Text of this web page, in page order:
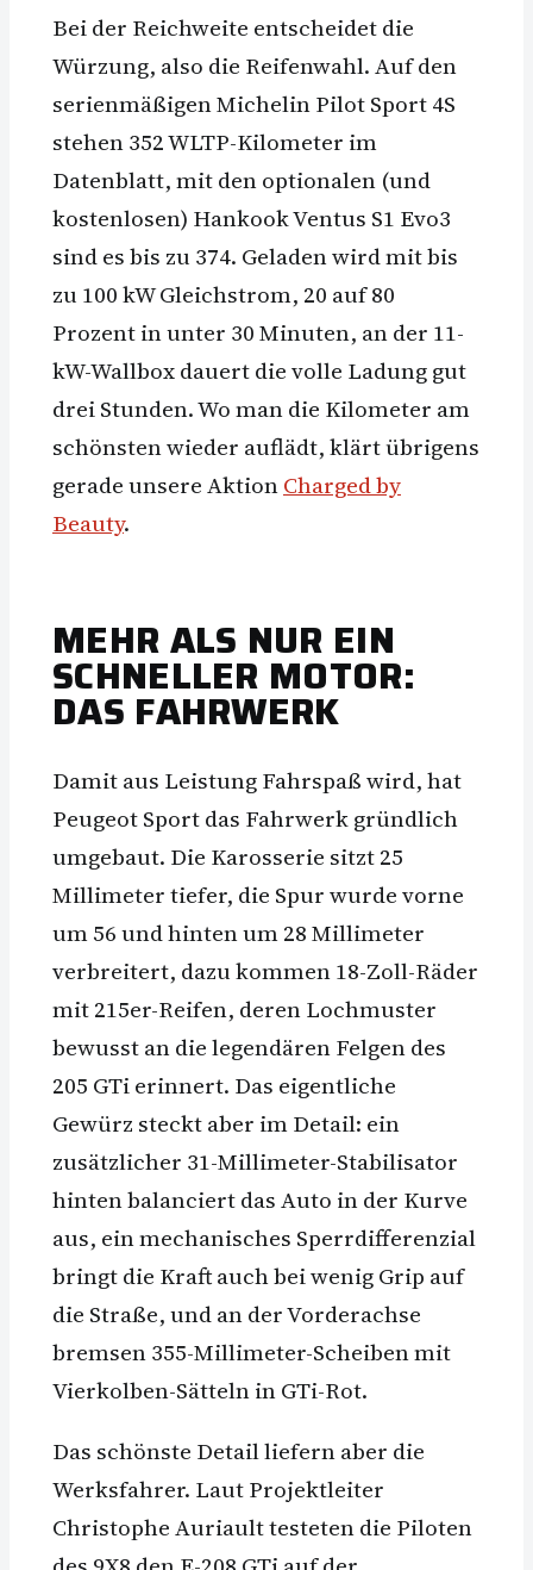
Bei der Reichweite entscheidet die
Würzung, also die Reifenwahl. Auf den
serienmäßigen Michelin Pilot Sport 4S
stehen 352 WLTP-Kilometer im
Datenblatt, mit den optionalen (und
kostenlosen) Hankook Ventus S1 Evo3
sind es bis zu 374. Geladen wird mit bis
zu 100 kW Gleichstrom, 20 auf 80
Prozent in unter 30 Minuten, an der 11-
kW-Wallbox dauert die volle Ladung gut
drei Stunden. Wo man die Kilometer am
schönsten wieder auflädt, klärt übrigens
gerade unsere AktionCharged by
Beauty.
MEHR ALS NUR EIN
SCHNELLER MOTOR:
DAS FAHRWERK
Damit aus Leistung Fahrspaß wird, hat
Peugeot Sport das Fahrwerk gründlich
umgebaut. Die Karosserie sitzt 25
Millimeter tiefer, die Spur wurde vorne
um 56 und hinten um 28 Millimeter
verbreitert, dazu kommen 18-Zoll-Räder
mit 215er-Reifen, deren Lochmuster
bewusst an die legendären Felgen des
205 GTi erinnert. Das eigentliche
Gewürz steckt aber im Detail: ein
zusätzlicher 31-Millimeter-Stabilisator
hinten balanciert das Auto in der Kurve
aus, ein mechanisches Sperrdifferenzial
bringt die Kraft auch bei wenig Grip auf
die Straße, und an der Vorderachse
bremsen 355-Millimeter-Scheiben mit
Vierkolben-Sätteln in GTi-Rot.
Das schönste Detail liefern aber die
Werksfahrer. Laut Projektleiter
Christophe Auriault testeten die Piloten